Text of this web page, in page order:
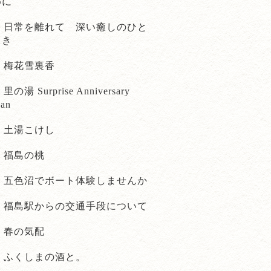
日常を離れて 深い癒しのひと
梅花雪裏香
里の湯 Surprise Anniversary
土湯こけし
福島の桃
五色沼でボート体験しませんか
福島駅からの交通手段について
春の気配
ふくしまの酒と。